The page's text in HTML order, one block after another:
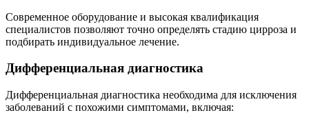
Современное оборудование и высокая квалификация
специалистов позволяют точно определять стадию цирроза и
подбирать индивидуальное лечение.
Дифференциальная диагностика
Дифференциальная диагностика необходима для исключения
заболеваний с похожими симптомами, включая: